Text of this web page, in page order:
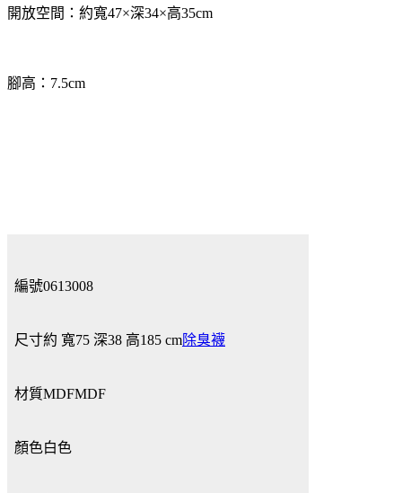
開放空間：約寬47×深34×高35cm
腳高：7.5cm
編號0613008
尺寸約 寬75 深38 高185 cm除臭襪
材質MDFMDF
顏色白色